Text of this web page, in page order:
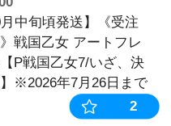
¥9,900
【10月中旬頃
生産》戦国乙
ーム【P戦国